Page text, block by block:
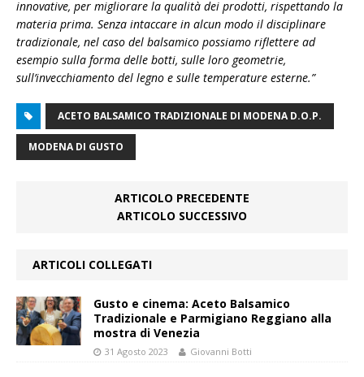
innovative, per migliorare la qualità dei prodotti, rispettando la
materia prima. Senza intaccare in alcun modo il disciplinare
tradizionale, nel caso del balsamico possiamo riflettere ad
esempio sulla forma delle botti, sulle loro geometrie,
sull’invecchiamento del legno e sulle temperature esterne.”
ACETO BALSAMICO TRADIZIONALE DI MODENA D.O.P.
MODENA DI GUSTO
ARTICOLO PRECEDENTE
ARTICOLO SUCCESSIVO
ARTICOLI COLLEGATI
Gusto e cinema: Aceto Balsamico
Tradizionale e Parmigiano Reggiano alla
mostra di Venezia
31 Agosto 2023 Giovanni Botti